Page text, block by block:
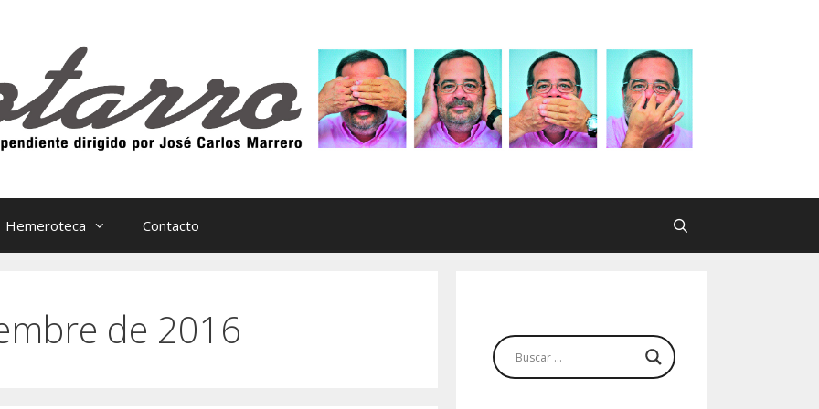
Hemeroteca Contacto
de 2016